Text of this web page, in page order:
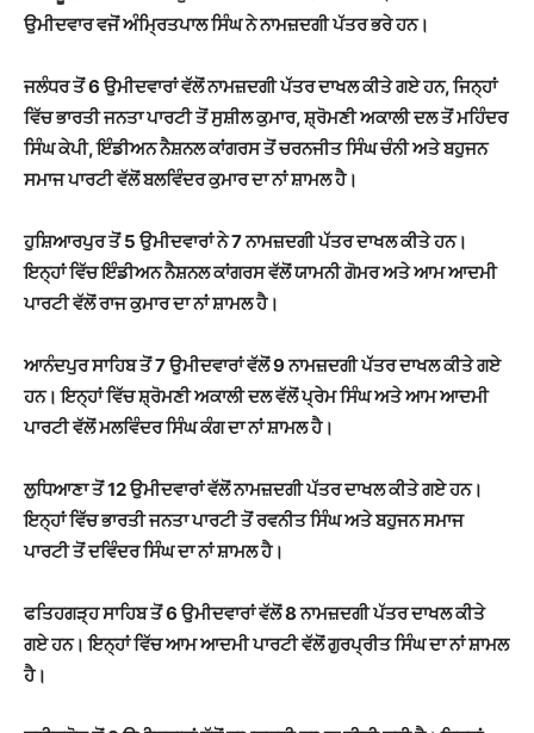
ਉਮੀਦਵਾਰ ਵਜੋਂ ਅੰਮ੍ਰਿਤਪਾਲ ਸਿੰਘ ਨੇ ਨਾਮਜ਼ਦਗੀ ਪੱਤਰ ਭਰੇ ਹਨ।
ਜਲੰਧਰ ਤੋਂ 6 ਉਮੀਦਵਾਰਾਂ ਵੱਲੋਂ ਨਾਮਜ਼ਦਗੀ ਪੱਤਰ ਦਾਖਲ ਕੀਤੇ ਗਏ ਹਨ, ਜਿਨ੍ਹਾਂ
ਵਿੱਚ ਭਾਰਤੀ ਜਨਤਾ ਪਾਰਟੀ ਤੋਂ ਸੁਸ਼ੀਲ ਕੁਮਾਰ, ਸ਼੍ਰੋਮਣੀ ਅਕਾਲੀ ਦਲ ਤੋਂ ਮਹਿੰਦਰ
ਸਿੰਘ ਕੇਪੀ, ਇੰਡੀਅਨ ਨੈਸ਼ਨਲ ਕਾਂਗਰਸ ਤੋਂ ਚਰਨਜੀਤ ਸਿੰਘ ਚੰਨੀ ਅਤੇ ਬਹੁਜਨ
ਸਮਾਜ ਪਾਰਟੀ ਵੱਲੋਂ ਬਲਵਿੰਦਰ ਕੁਮਾਰ ਦਾ ਨਾਂ ਸ਼ਾਮਲ ਹੈ।
ਹੁਸ਼ਿਆਰਪੁਰ ਤੋਂ 5 ਉਮੀਦਵਾਰਾਂ ਨੇ 7 ਨਾਮਜ਼ਦਗੀ ਪੱਤਰ ਦਾਖਲ ਕੀਤੇ ਹਨ।
ਇਨ੍ਹਾਂ ਵਿੱਚ ਇੰਡੀਅਨ ਨੈਸ਼ਨਲ ਕਾਂਗਰਸ ਵੱਲੋਂ ਯਾਮਨੀ ਗੋਮਰ ਅਤੇ ਆਮ ਆਦਮੀ
ਪਾਰਟੀ ਵੱਲੋਂ ਰਾਜ ਕੁਮਾਰ ਦਾ ਨਾਂ ਸ਼ਾਮਲ ਹੈ।
ਆਨੰਦਪੁਰ ਸਾਹਿਬ ਤੋਂ 7 ਉਮੀਦਵਾਰਾਂ ਵੱਲੋਂ 9 ਨਾਮਜ਼ਦਗੀ ਪੱਤਰ ਦਾਖਲ ਕੀਤੇ ਗਏ
ਹਨ। ਇਨ੍ਹਾਂ ਵਿੱਚ ਸ਼੍ਰੋਮਣੀ ਅਕਾਲੀ ਦਲ ਵੱਲੋਂ ਪ੍ਰੇਮ ਸਿੰਘ ਅਤੇ ਆਮ ਆਦਮੀ
ਪਾਰਟੀ ਵੱਲੋਂ ਮਲਵਿੰਦਰ ਸਿੰਘ ਕੰਗ ਦਾ ਨਾਂ ਸ਼ਾਮਲ ਹੈ।
ਲੁਧਿਆਣਾ ਤੋਂ 12 ਉਮੀਦਵਾਰਾਂ ਵੱਲੋਂ ਨਾਮਜ਼ਦਗੀ ਪੱਤਰ ਦਾਖਲ ਕੀਤੇ ਗਏ ਹਨ।
ਇਨ੍ਹਾਂ ਵਿੱਚ ਭਾਰਤੀ ਜਨਤਾ ਪਾਰਟੀ ਤੋਂ ਰਵਨੀਤ ਸਿੰਘ ਅਤੇ ਬਹੁਜਨ ਸਮਾਜ
ਪਾਰਟੀ ਤੋਂ ਦਵਿੰਦਰ ਸਿੰਘ ਦਾ ਨਾਂ ਸ਼ਾਮਲ ਹੈ।
ਫਤਿਹਗੜ੍ਹ ਸਾਹਿਬ ਤੋਂ 6 ਉਮੀਦਵਾਰਾਂ ਵੱਲੋਂ 8 ਨਾਮਜ਼ਦਗੀ ਪੱਤਰ ਦਾਖਲ ਕੀਤੇ
ਗਏ ਹਨ। ਇਨ੍ਹਾਂ ਵਿੱਚ ਆਮ ਆਦਮੀ ਪਾਰਟੀ ਵੱਲੋਂ ਗੁਰਪ੍ਰੀਤ ਸਿੰਘ ਦਾ ਨਾਂ ਸ਼ਾਮਲ
ਹੈ।